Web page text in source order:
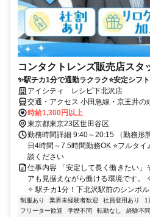
コンタクトレンズ販売店スタ
✨駅チカ1分で通勤ラクラク⭐安定シフト
アイシティ レシピ下北沢店
交通・アクセス 小田急線・京王井の
歩1分
時給1,300円以上
東京都東京23区世田谷区
勤務時間詳細 9:40～20:15 （勤務形
日4時間～7.5時間勤務OK ⭐フルタ
談ください
仕事内容 「安定して長く働きたい」
アも見据えながら働ける環境です。
✧ 駅チカ1分！下北沢駅前のシンボ
制服あり 業界未経験者歓迎 社員登用あり 1
フリーター歓迎
学歴不問 転勤なし 経験不問